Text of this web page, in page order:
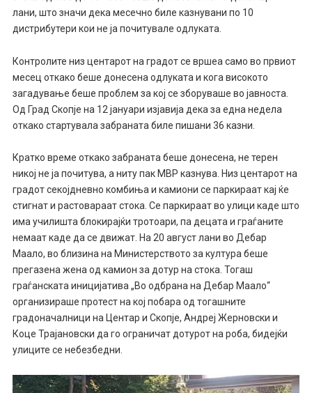
лани, што значи дека месечно биле казнувани по 10
дистрибутери кои не ја почитувале одлуката.
Контролите низ центарот на градот се вршеа само во првиот
месец откако беше донесена одлуката и кога високото
загадување беше проблем за кој се зборуваше во јавноста.
Од Град Скопје на 12 јануари изјавија дека за една недела
откако стартувала забраната биле пишани 36 казни.
Кратко време откако забраната беше донесена, не терен
никој не ја почитува, а ниту пак МВР казнува. Низ центарот на
градот секојдневно комбиња и камиони се паркираат кај ќе
стигнат и растовараат стока. Се паркираат во улици каде што
има училишта блокирајќи тротоари, па децата и граѓаните
немаат каде да се движат. На 20 август лани во Дебар
Маало, во близина на Министерството за култура беше
прегазена жена од камион за дотур на стока. Тогаш
граѓанската иницијатива „Во одбрана на Дебар Маало“
организираше протест на кој побара од тогашните
градоначалници на Центар и Скопје, Андреј Жерновски и
Коце Трајановски да го ограничат дотурот на роба, бидејќи
улиците се небезбедни.